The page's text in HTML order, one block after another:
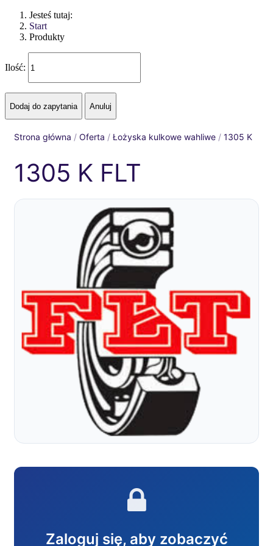
Jesteś tutaj:
Start
Produkty
Ilość:
Strona główna / Oferta / Łożyska kulkowe wahliwe / 1305 K
1305 K FLT
Zaloguj się, aby zobaczyć